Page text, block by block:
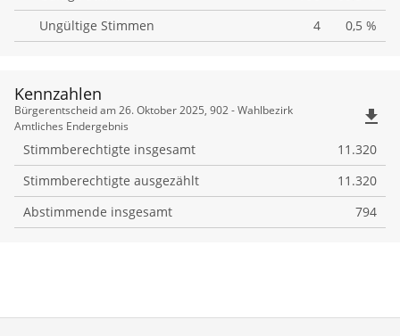
um
Olympische
Paralympische
Sommerspiele
bewirbt,
die
entweder
Ungültige Stimmen
4 0,5 %
Kennzahlen
Kennzahlen
Bürgerentscheid am 26. Oktober 2025, 902 - Wahlbezirk
Amtliches Endergebnis
file_download
Stimmberechtigte insgesamt
11.320
Stimmberechtigte ausgezählt
11.320
Abstimmende insgesamt
794